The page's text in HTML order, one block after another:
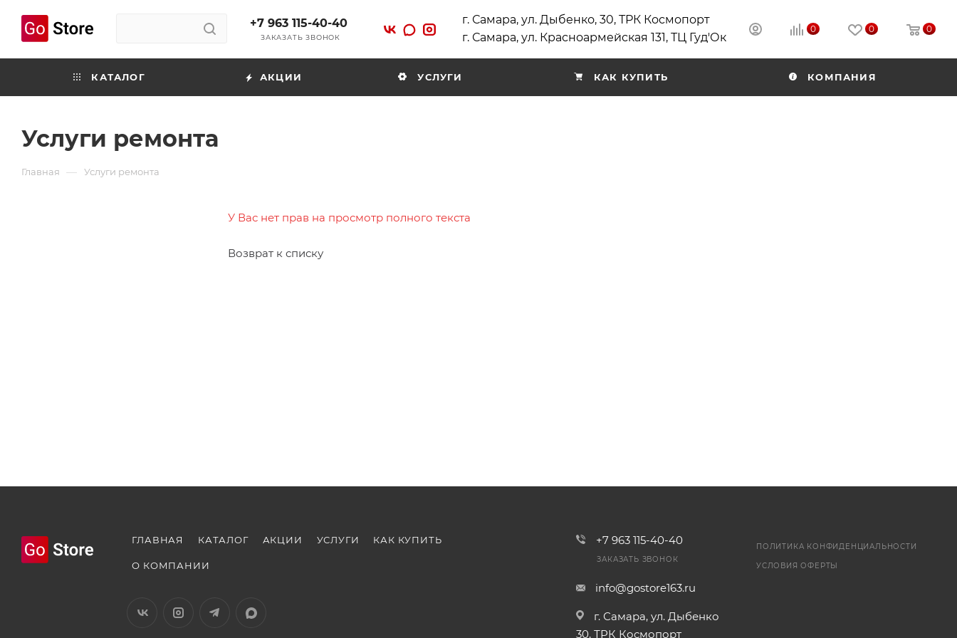
+7 963 115-40-40
ЗАКАЗАТЬ ЗВОНОК
г. Самара, ул. Дыбенко, 30, ТРК Космопорт
г. Самара, ул. Красноармейская 131, ТЦ Гуд'Ок
0 0 0
КАТАЛОГ АКЦИИ УСЛУГИ КАК КУПИТЬ КОМПАНИЯ
Услуги ремонта
Главная — Услуги ремонта
У Вас нет прав на просмотр полного текста
Возврат к списку
ГЛАВНАЯ КАТАЛОГ АКЦИИ УСЛУГИ КАК КУПИТЬ
О КОМПАНИИ
+7 963 115-40-40
ЗАКАЗАТЬ ЗВОНОК
info@gostore163.ru
г. Самара, ул. Дыбенко
30, ТРК Космопорт
ПОЛИТИКА КОНФИДЕНЦИАЛЬНОСТИ
УСЛОВИЯ ОФЕРТЫ